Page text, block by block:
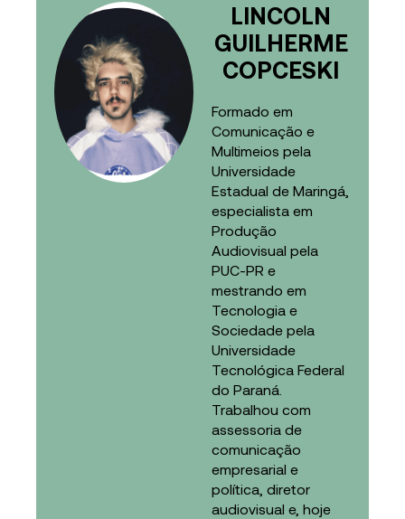
LINCOLN
GUILHERME
COPCESKI
Formado em
Comunicação e
Multimeios pela
Universidade
Estadual de Maringá,
especialista em
Produção
Audiovisual pela
PUC-PR e
mestrando em
Tecnologia e
Sociedade pela
Universidade
Tecnológica Federal
do Paraná.
Trabalhou com
assessoria de
comunicação
empresarial e
política, diretor
audiovisual e, hoje